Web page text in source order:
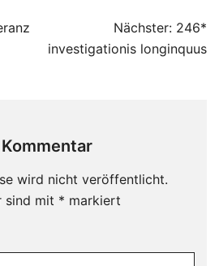
Nächster: 246*
investigationis longinquus
wird nicht veröffentlicht.
sind mit * markiert